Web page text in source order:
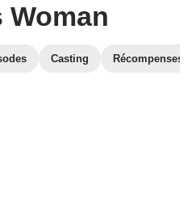
Casting Récompenses